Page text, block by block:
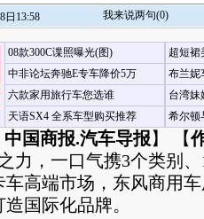
日13:58 我来说两句(0)
08款300C谍照曝光(图)
中非论坛奔驰E专车降价5万
六款家用旅行车您选谁
天语SX4 全系车型购买推荐
超短裙
布兰妮
台湾妹
希尔顿
国商报.汽车导报 】 【
，一口气携3个类别、
车高端市场，东风商用
国际化品牌。